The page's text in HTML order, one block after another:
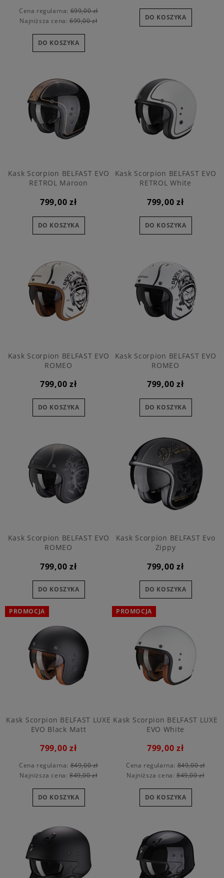
Cena regularna:699,00 zł
Najniższa cena:699,00 zł
DO KOSZYKA
DO KOSZYKA
Kask Scorpion BELFAST EVO
RETROL Maroon
799,00 zł
DO KOSZYKA
Kask Scorpion BELFAST EVO
RETROL White
799,00 zł
DO KOSZYKA
Kask Scorpion BELFAST EVO
ROMEO
799,00 zł
DO KOSZYKA
Kask Scorpion BELFAST EVO
ROMEO
799,00 zł
DO KOSZYKA
Kask Scorpion BELFAST EVO
ROMEO
799,00 zł
DO KOSZYKA
Kask Scorpion BELFAST Evo
Zippy
799,00 zł
DO KOSZYKA
Kask Scorpion BELFAST LUXE
EVO Black Matt
799,00 zł
Cena regularna:849,00 zł
Najniższa cena:849,00 zł
DO KOSZYKA
PROMOCJA
Kask Scorpion BELFAST LUXE
EVO White
799,00 zł
Cena regularna:849,00 zł
Najniższa cena:849,00 zł
DO KOSZYKA
PROMOCJA